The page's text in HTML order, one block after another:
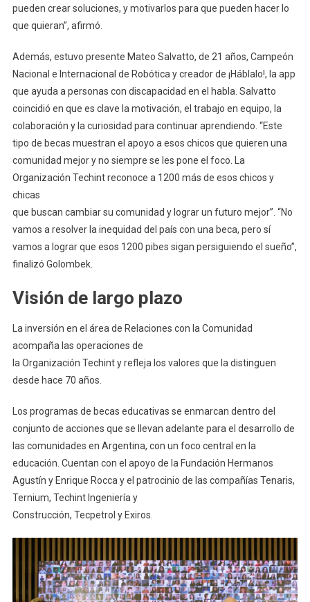
pueden crear soluciones, y motivarlos para que pueden hacer lo
que quieran”, afirmó.
Además, estuvo presente Mateo Salvatto, de 21 años, Campeón
Nacional e Internacional de Robótica y creador de ¡Háblalo!, la app
que ayuda a personas con discapacidad en el habla. Salvatto
coincidió en que es clave la motivación, el trabajo en equipo, la
colaboración y la curiosidad para continuar aprendiendo. “Este
tipo de becas muestran el apoyo a esos chicos que quieren una
comunidad mejor y no siempre se les pone el foco. La
Organización Techint reconoce a 1200 más de esos chicos y
chicas
que buscan cambiar su comunidad y lograr un futuro mejor”. “No
vamos a resolver la inequidad del país con una beca, pero sí
vamos a lograr que esos 1200 pibes sigan persiguiendo el sueño”,
finalizó Golombek.
Visión de largo plazo
La inversión en el área de Relaciones con la Comunidad
acompaña las operaciones de
la Organización Techint y refleja los valores que la distinguen
desde hace 70 años.
Los programas de becas educativas se enmarcan dentro del
conjunto de acciones que se llevan adelante para el desarrollo de
las comunidades en Argentina, con un foco central en la
educación. Cuentan con el apoyo de la Fundación Hermanos
Agustín y Enrique Rocca y el patrocinio de las compañías Tenaris,
Ternium, Techint Ingeniería y
Construcción, Tecpetrol y Exiros.